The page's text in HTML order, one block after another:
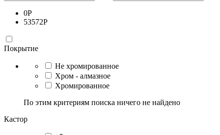
0Р
53572Р
Покрытие
Не хромированное
Хром - алмазное
Хромированное
По этим критериям поиска ничего не найдено
Кастор